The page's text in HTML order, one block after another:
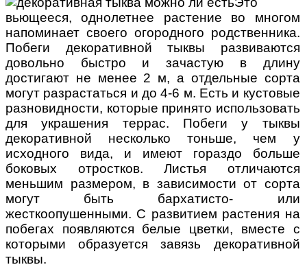
вьющееся, однолетнее растение во многом
напоминает своего огородного родственника.
Побеги декоративной тыквы развиваются
довольно быстро и зачастую в длину
достигают не менее 2 м, а отдельные сорта
могут разрастаться и до 4-6 м. Есть и кустовые
разновидности, которые принято использовать
для украшения террас. Побеги у тыквы
декоративной несколько тоньше, чем у
исходного вида, и имеют гораздо больше
боковых отростков. Листья отличаются
меньшим размером, в зависимости от сорта
могут быть бархатисто- или
жесткоопушенными. С развитием растения на
побегах появляются белые цветки, вместе с
которыми образуется завязь декоративной
тыквы.